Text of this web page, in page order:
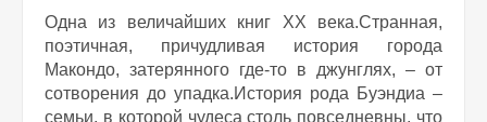
Одна из величайших книг ХХ века.Странная,
поэтичная, причудливая история города
Макондо, затерянного где-то в джунглях, – от
сотворения до упадка.История рода Буэндиа –
семьи, в которой чудеса столь повседневны, что